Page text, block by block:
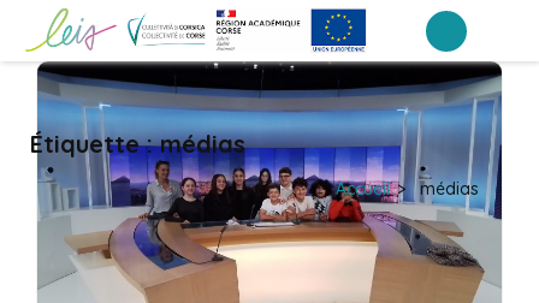
contenu
(Pressez
Entrée)
Collège Arthur Giovoni – Ajaccio
Étiquette :médias
Accueil > médias